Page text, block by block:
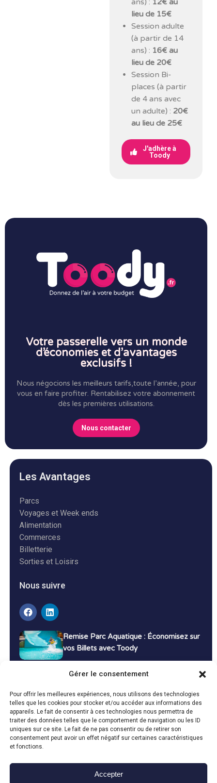
Gérer le consentement
Pour offrir les meilleures expériences, nous utilisons des technologies
telles que les cookies pour stocker et/ou accéder aux informations des
appareils. Le fait de consentir à ces technologies nous permettra de
traiter des données telles que le comportement de navigation ou les ID
uniques sur ce site. Le fait de ne pas consentir ou de retirer son
consentement peut avoir un effet négatif sur certaines caractéristiques
et fonctions.
Accepter
ans) : 12€ au
lieu de 15€
Session adulte
(à partir de 14
ans) : 16€ au
lieu de 20€
Session Bi-
places (à partir
de 4 ans avec
un adulte) : 20€
au lieu de 25€
J'adhère à
Toody
Votre passerelle vers un monde
d’économies et d’avantages
exclusifs !
Nous négocions les meilleurs tarifs,toute l’année, pour
vous en faire profiter. Rentabilisez votre abonnement
dès les premières utilisations.
Nous contacter
Les Avantages
Parcs
Voyages et Week ends
Alimentation
Commerces
Billetterie
Sorties et Loisirs
Nous suivre
Remise Parc Aquatique : Économisez sur
vos Billets avec Toody
Bons Plans Voyage : Économisez sur vos
Vacances avec Toody
13 décembre 2024 Bon plans
Toody © 2024